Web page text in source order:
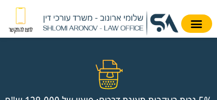
לחצו להתקשר